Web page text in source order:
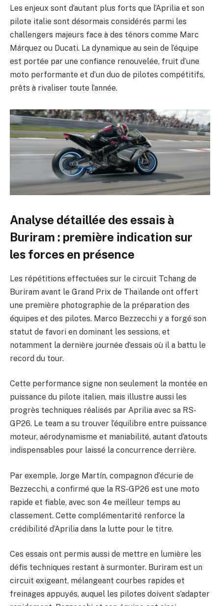
Les enjeux sont d’autant plus forts que l’Aprilia et son
pilote italie sont désormais considérés parmi les
challengers majeurs face à des ténors comme Marc
Márquez ou Ducati. La dynamique au sein de l’équipe
est portée par une confiance renouvelée, fruit d’une
moto performante et d’un duo de pilotes compétitifs,
prêts à rivaliser toute l’année.
Analyse détaillée des essais à
Buriram : première indication sur
les forces en présence
Les répétitions effectuées sur le circuit Tchang de
Buriram avant le Grand Prix de Thaïlande ont offert
une première photographie de la préparation des
équipes et des pilotes. Marco Bezzecchi y a forgé son
statut de favori en dominant les sessions, et
notamment la dernière journée d’essais où il a battu le
record du tour.
Cette performance signe non seulement la montée en
puissance du pilote italien, mais illustre aussi les
progrès techniques réalisés par Aprilia avec sa RS-
GP26. Le team a su trouver l’équilibre entre puissance
moteur, aérodynamisme et maniabilité, autant d’atouts
indispensables pour laissé la concurrence derrière.
Par exemple, Jorge Martín, compagnon d’écurie de
Bezzecchi, a confirmé que la RS-GP26 est une moto
rapide et fiable, avec son 4e meilleur temps au
classement. Cette complémentarité renforce la
crédibilité d’Aprilia dans la lutte pour le titre.
Ces essais ont permis aussi de mettre en lumière les
défis techniques restant à surmonter. Buriram est un
circuit exigeant, mélangeant courbes rapides et
freinages appuyés, auquel les pilotes doivent s’adapter